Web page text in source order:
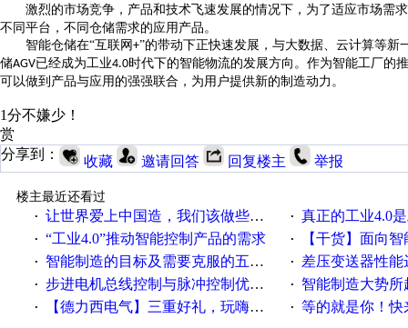
激烈的市场竞争，产品和技术飞速发展的情况下，为了适应市场需
不同平台，不同仓储需求的应用产品。
智能仓储在“互联网 +”的带动下正快速发展，与大数据、云计算等
储AGV已经成为工业4.0时代下的智能物流的发展方向。作为智能工厂的
可以做到产品与应用的强强联合，为用户提供新的制造动力。
1分不嫌少！
赏
分享到：
收藏 邀请回答 回复楼主 举报
楼主最近还看过
· 让世界爱上中国造，我们该做些什么 · 真正的工业4.0
· “工业4.0”推动智能控制产品的需求 · 【干货】面向
· 智能制造的目标及需要克服的五个障碍 · 差压变送器性能达
· 步进电机总线控制与脉冲控制优缺点 · 智能制造大势所趋
· 【德力西电气】三重好礼，玩嗨夏日！ · 等的就是你！快来